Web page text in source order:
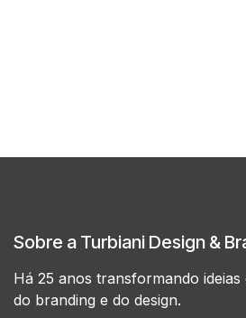
Sobre a Turbiani Design &
Há 25 anos transformando
do branding e do design.